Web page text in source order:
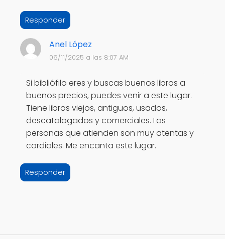
Responder
Anel López
06/11/2025 a las 8:07 AM
Si bibliófilo eres y buscas buenos libros a
buenos precios, puedes venir a este lugar.
Tiene libros viejos, antiguos, usados,
descatalogados y comerciales. Las
personas que atienden son muy atentas y
cordiales. Me encanta este lugar.
Responder